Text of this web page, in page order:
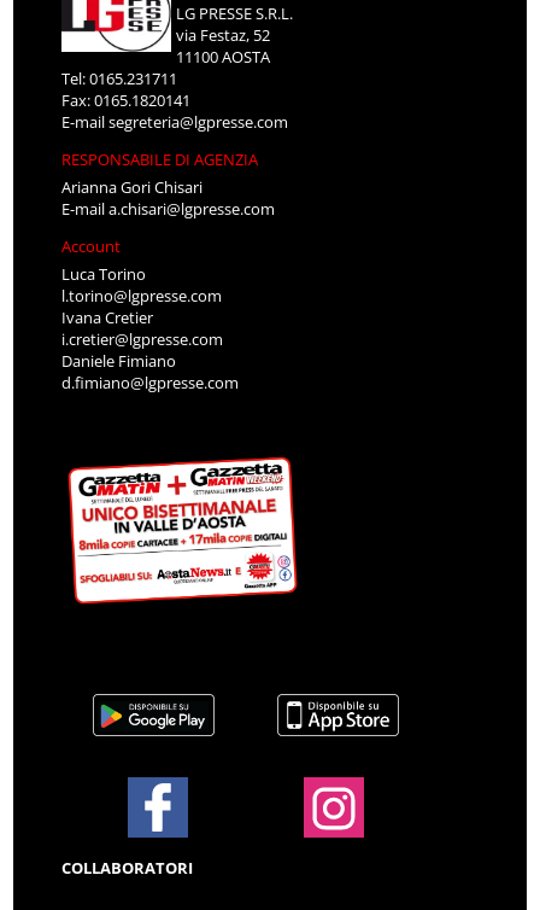
LG PRESSE S.R.L.
via Festaz, 52
11100 AOSTA
Tel: 0165.231711
Fax: 0165.1820141
E-mailsegreteria@lgpresse.com
RESPONSABILE DI AGENZIA
Arianna Gori Chisari
E-maila.chisari@lgpresse.com
Account
Luca Torino
l.torino@lgpresse.com
Ivana Cretier
i.cretier@lgpresse.com
Daniele Fimiano
d.fimiano@lgpresse.com
COLLABORATORI